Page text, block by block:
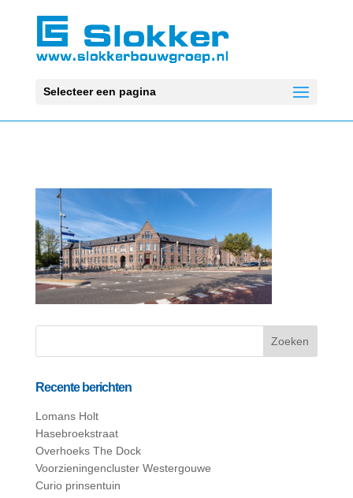
Selecteer een pagina
Recente berichten
Lomans Holt
Hasebroekstraat
Overhoeks The Dock
Voorzieningencluster Westergouwe
Curio prinsentuin